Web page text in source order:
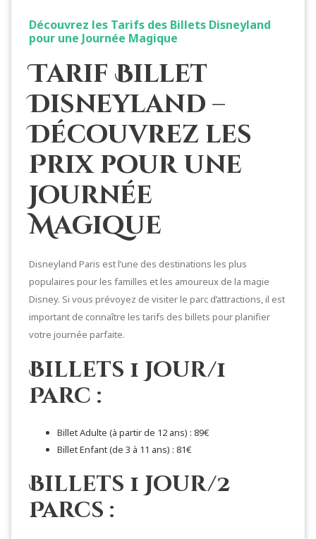
Découvrez les Tarifs des Billets Disneyland
pour une Journée Magique
Tarif Billet
Disneyland –
Découvrez les
Prix pour une
Journée
Magique
Disneyland Paris est l’une des destinations les plus
populaires pour les familles et les amoureux de la magie
Disney. Si vous prévoyez de visiter le parc d’attractions, il est
important de connaître les tarifs des billets pour planifier
votre journée parfaite.
Billets 1 Jour/1
Parc :
Billet Adulte (à partir de 12 ans) : 89€
Billet Enfant (de 3 à 11 ans) : 81€
Billets 1 Jour/2
Parcs :